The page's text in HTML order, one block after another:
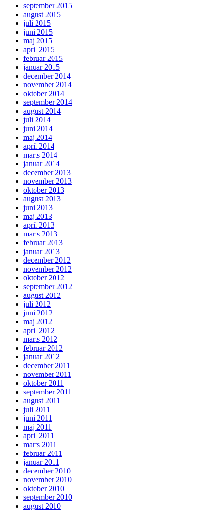
september 2015
august 2015
juli 2015
juni 2015
maj 2015
april 2015
februar 2015
januar 2015
december 2014
november 2014
oktober 2014
september 2014
august 2014
juli 2014
juni 2014
maj 2014
april 2014
marts 2014
januar 2014
december 2013
november 2013
oktober 2013
august 2013
juni 2013
maj 2013
april 2013
marts 2013
februar 2013
januar 2013
december 2012
november 2012
oktober 2012
september 2012
august 2012
juli 2012
juni 2012
maj 2012
april 2012
marts 2012
februar 2012
januar 2012
december 2011
november 2011
oktober 2011
september 2011
august 2011
juli 2011
juni 2011
maj 2011
april 2011
marts 2011
februar 2011
januar 2011
december 2010
november 2010
oktober 2010
september 2010
august 2010